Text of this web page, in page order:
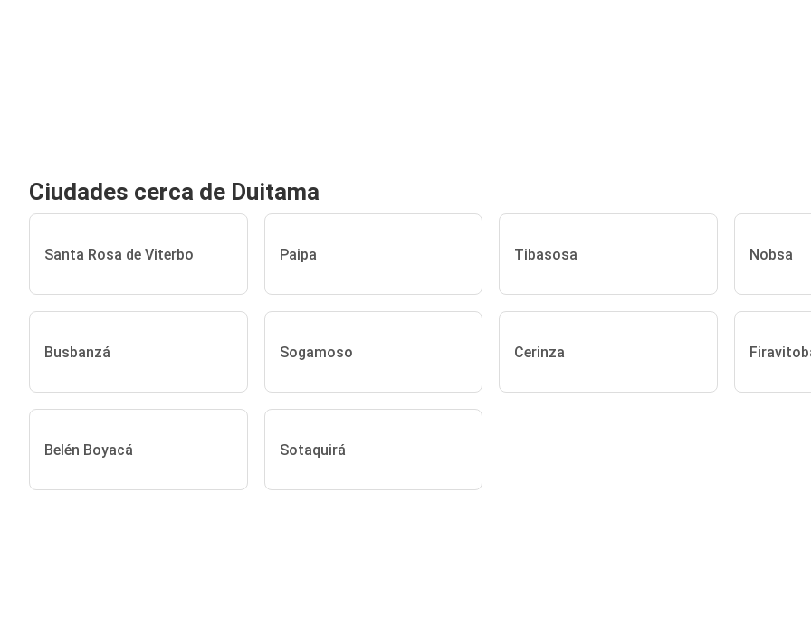
Ciudades cerca de Duitama
Santa Rosa de Viterbo Paipa Tibasosa Nobsa
Busbanzá Sogamoso Cerinza
Belén Boyacá Sotaquirá